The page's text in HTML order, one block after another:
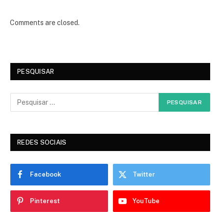
Comments are closed.
PESQUISAR
REDES SOCIAIS
Facebook Twitter
Pinterest YouTube